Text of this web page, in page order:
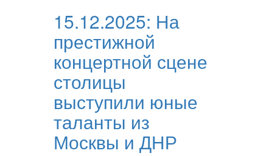
15.12.2025: На
престижной
концертной сцене
столицы
выступили юные
таланты из
Москвы и ДНР